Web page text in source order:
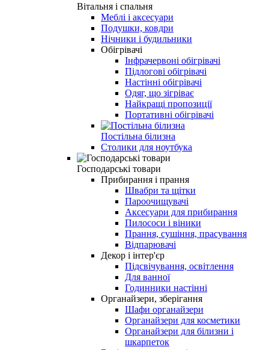
Вітальня і спальня
Меблі і аксесуари
Подушки, ковдри
Нічники і будильники
Обігрівачі
Інфрачервоні обігрівачі
Підлогові обігрівачі
Настінні обігрівачі
Одяг, що зігріває
Найкращі пропозиції
Портативні обігрівачі
Постільна білизна
Столики для ноутбука
Господарські товари
Прибирання і прання
Швабри та щітки
Пароочищувачі
Аксесуари для прибирання
Пилососи і віники
Прання, сушіння, прасування
Відпарювачі
Декор і інтер'єр
Підсвічування, освітлення
Для ванної
Годинники настінні
Органайзери, зберігання
Шафи органайзери
Органайзери для косметики
Органайзери для білизни і
шкарпеток